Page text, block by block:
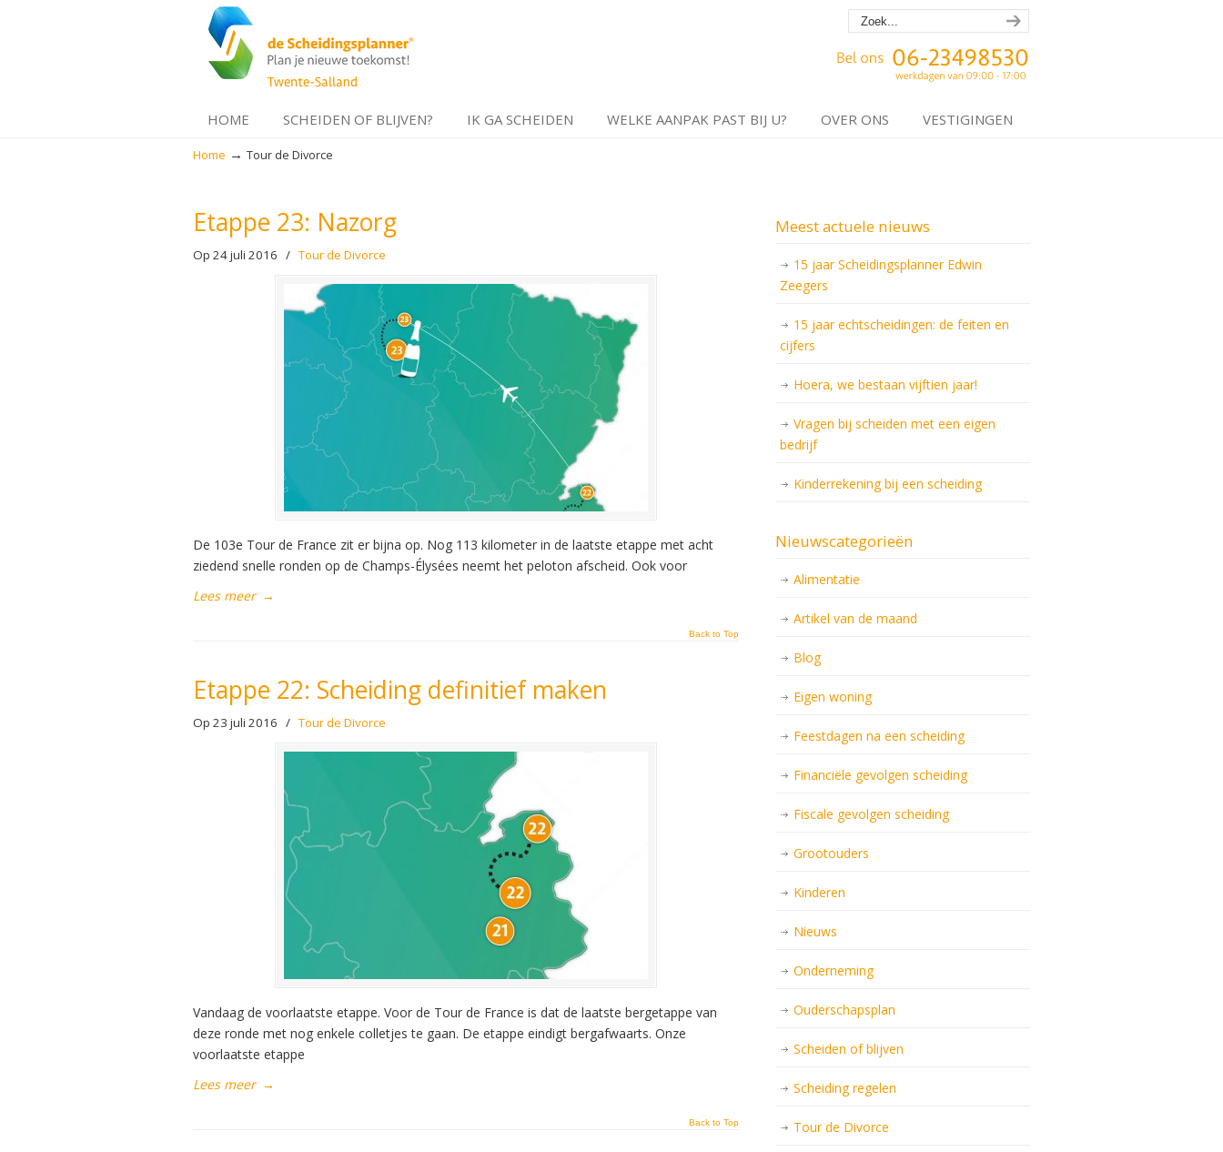
HOME SCHEIDEN OF BLIJVEN? IK GA SCHEIDEN WELKE AANPAK PAST BIJ U? OVER ONS VESTIGINGEN
Navigation
Home → Tour de Divorce
Etappe 23: Nazorg
Op 24 juli 2016 / Tour de Divorce
De 103e Tour de France zit er bijna op. Nog 113 kilometer in de laatste etappe met acht
ziedend snelle ronden op de Champs-Élysées neemt het peloton afscheid. Ook voor
Lees meer →
Back to Top
Etappe 22: Scheiding definitief maken
Op 23 juli 2016 / Tour de Divorce
Vandaag de voorlaatste etappe. Voor de Tour de France is dat de laatste bergetappe van
deze ronde met nog enkele colletjes te gaan. De etappe eindigt bergafwaarts. Onze
voorlaatste etappe
Lees meer →
Back to Top
Meest actuele nieuws
15 jaar Scheidingsplanner Edwin
Zeegers
15 jaar echtscheidingen: de feiten en
cijfers
Hoera, we bestaan vijftien jaar!
Vragen bij scheiden met een eigen
bedrijf
Kinderrekening bij een scheiding
Nieuwscategorieën
Alimentatie
Artikel van de maand
Blog
Eigen woning
Feestdagen na een scheiding
Financiële gevolgen scheiding
Fiscale gevolgen scheiding
Grootouders
Kinderen
Nieuws
Onderneming
Ouderschapsplan
Scheiden of blijven
Scheiding regelen
Tour de Divorce